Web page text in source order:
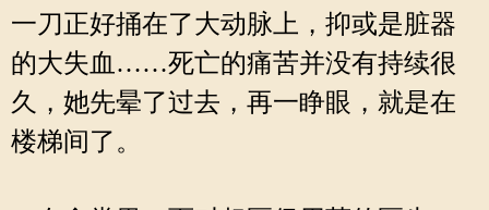
一刀正好捅在了大动脉上，抑或是脏器
的大失血……死亡的痛苦并没有持续很
久，她先晕了过去，再一睁眼，就是在
楼梯间了。